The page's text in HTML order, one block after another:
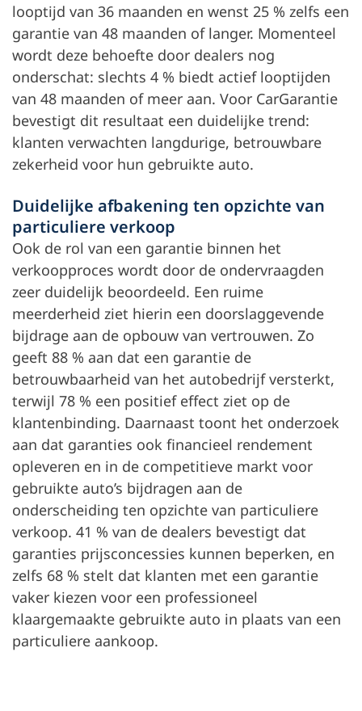
looptijd van 36 maanden en wenst 25 % zelfs een
garantie van 48 maanden of langer. Momenteel
wordt deze behoefte door dealers nog
onderschat: slechts 4 % biedt actief looptijden
van 48 maanden of meer aan. Voor CarGarantie
bevestigt dit resultaat een duidelijke trend:
klanten verwachten langdurige, betrouwbare
zekerheid voor hun gebruikte auto.
Duidelijke afbakening ten opzichte van
particuliere verkoop
Ook de rol van een garantie binnen het
verkoopproces wordt door de ondervraagden
zeer duidelijk beoordeeld. Een ruime
meerderheid ziet hierin een doorslaggevende
bijdrage aan de opbouw van vertrouwen. Zo
geeft 88 % aan dat een garantie de
betrouwbaarheid van het autobedrijf versterkt,
terwijl 78 % een positief effect ziet op de
klantenbinding. Daarnaast toont het onderzoek
aan dat garanties ook financieel rendement
opleveren en in de competitieve markt voor
gebruikte auto’s bijdragen aan de
onderscheiding ten opzichte van particuliere
verkoop. 41 % van de dealers bevestigt dat
garanties prijsconcessies kunnen beperken, en
zelfs 68 % stelt dat klanten met een garantie
vaker kiezen voor een professioneel
klaargemaakte gebruikte auto in plaats van een
particuliere aankoop.